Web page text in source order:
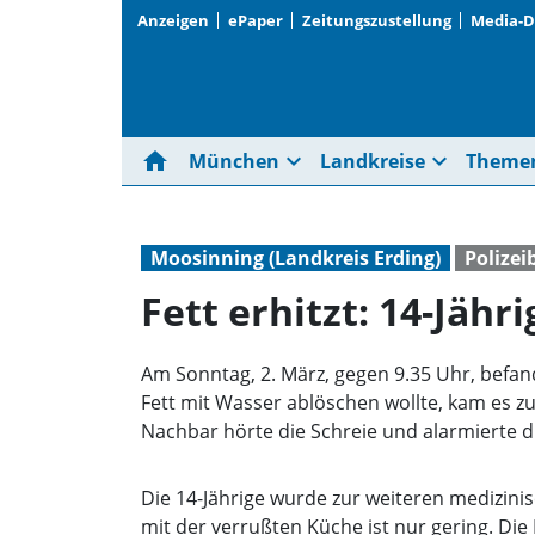
Anzeigen ePaper Zeitungszustellung Media-
home München expand_more Landkreise expand_more
Moosinning (Landkreis Erding)
Fett erhitzt: 14-
Am Sonntag, 2. März, gegen 9.35 Uhr,
Fett mit Wasser ablöschen wollte, kam es
Nachbar hörte die Schreie und alarmierte
Die 14-Jährige wurde zur weiteren
mit der verrußten Küche ist nur gering. Die